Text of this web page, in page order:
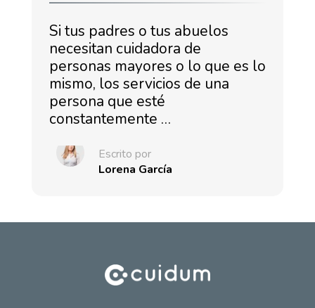
Si tus padres o tus abuelos
necesitan cuidadora de
personas mayores o lo que es lo
mismo, los servicios de una
persona que esté
constantemente …
Escrito por
Lorena García